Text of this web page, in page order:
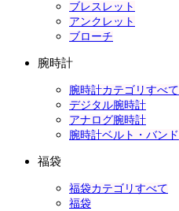
ブレスレット
アンクレット
ブローチ
腕時計
腕時計カテゴリすべて
デジタル腕時計
アナログ腕時計
腕時計ベルト・バンド
福袋
福袋カテゴリすべて
福袋